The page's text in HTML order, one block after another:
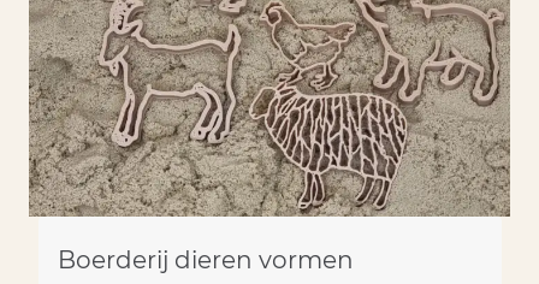
Boerderij dieren vormen